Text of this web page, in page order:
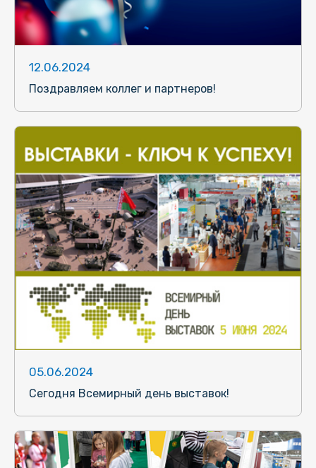
12.06.2024
Поздравляем коллег и партнеров!
05.06.2024
Сегодня Всемирный день выставок!